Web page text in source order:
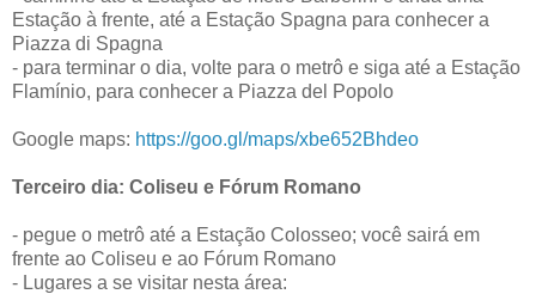
Estação à frente, até a Estação Spagna para conhecer a
Piazza di Spagna
- para terminar o dia, volte para o metrô e siga até a Estação
Flamínio, para conhecer a Piazza del Popolo
Google maps: https://goo.gl/maps/xbe652Bhdeo
Terceiro dia: Coliseu e Fórum Romano
- pegue o metrô até a Estação Colosseo; você sairá em
frente ao Coliseu e ao Fórum Romano
- Lugares a se visitar nesta área: